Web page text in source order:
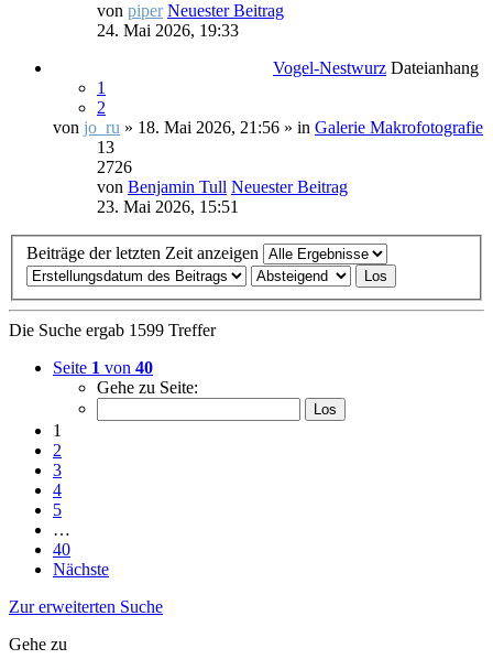
von piper Neuester Beitrag
24. Mai 2026, 19:33
Vogel-Nestwurz Dateianhang
1
2
von jo_ru » 18. Mai 2026, 21:56 » in Galerie Makrofotografie
13
2726
von Benjamin Tull Neuester Beitrag
23. Mai 2026, 15:51
Beiträge der letzten Zeit anzeigen
Die Suche ergab 1599 Treffer
Seite 1 von 40
Gehe zu Seite:
1
2
3
4
5
…
40
Nächste
Zur erweiterten Suche
Gehe zu